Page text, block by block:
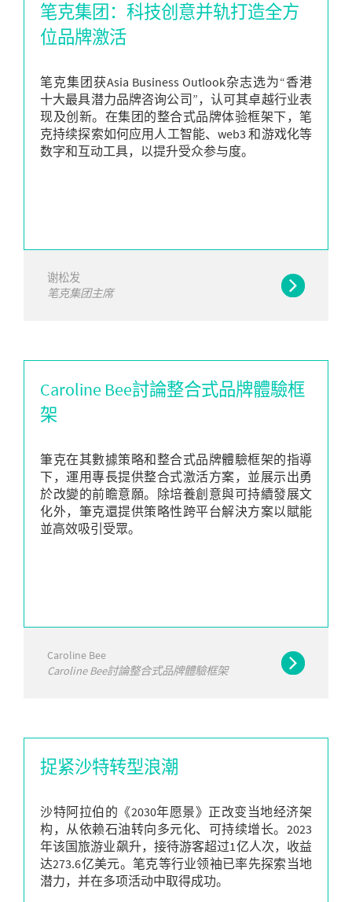
笔克集团：科技创意并轨打造全方
位品牌激活
笔克集团获Asia Business Outlook杂志选为“香港
十大最具潜力品牌咨询公司”，认可其卓越行业表
现及创新。在集团的整合式品牌体验框架下，笔
克持续探索如何应用人工智能、web3 和游戏化等
数字和互动工具，以提升受众参与度。
谢松发
笔克集团主席
Caroline Bee討論整合式品牌體驗框
架
筆克在其數據策略和整合式品牌體驗框架的指導
下，運用專長提供整合式激活方案，並展示出勇
於改變的前瞻意願。除培養創意與可持續發展文
化外，筆克還提供策略性跨平台解決方案以賦能
並高效吸引受眾。
Caroline Bee
Caroline Bee討論整合式品牌體驗框架
捉紧沙特转型浪潮
沙特阿拉伯的《2030年愿景》正改变当地经济架
构，从依赖石油转向多元化、可持续增长。2023
年该国旅游业飙升，接待游客超过1亿人次，收益
达273.6亿美元。笔克等行业领袖已率先探索当地
潜力，并在多项活动中取得成功。